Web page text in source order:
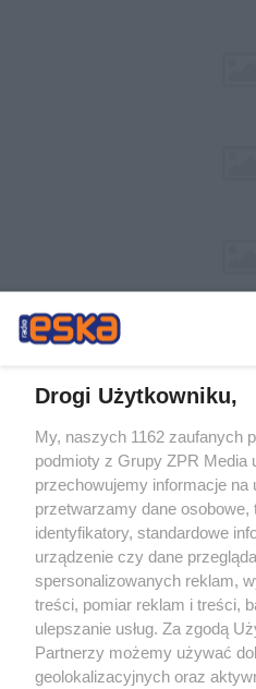
Żaden utwór zamieszczony w serwisie
rozpowszechniany lub dalej
tym także elektroniczny lub
eksploatacji w jakiejkolwiek formie,
bez pisemnej zgody właściciela praw.
wykorzystanie utworów w całości lub
bez właściwej zgody, jest zabronione
prawnie.
Drogi Użytkowniku,
My, naszych 1162 zaufanych
podmioty z Grupy ZPR Media
przechowujemy informacje na
przetwarzamy dane osobowe,
identyfikatory, standardowe
urządzenie czy dane
spersonalizowanych reklam,
treści, pomiar reklam i treści,
ulepszanie usług. Za zgodą
Partnerzy możemy używać
geolokalizacyjnych oraz